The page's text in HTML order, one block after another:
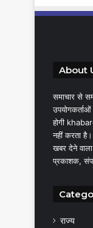
About
समाचार से
उपयोगकर्ताओं
होगी
नहीं करता
खबर देने
प्रकाशक,
राज्य